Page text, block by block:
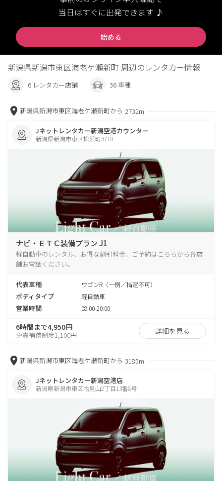
当日はすぐに出発できます ♪
始める
新潟県新潟市東区海老ケ瀬新町 周辺のレンタカー情報
6 レンタカー店舗 36 車種
新潟県新潟市東区海老ケ瀬新町から 2732m
Jネットレンタカー新潟空港カウンター
新潟県新潟市東区松浜町3710
ナビ・ＥＴＣ装備プラン J1
軽自動車のレンタル、お得な割引料金、ご予約はこちらから各店
舗お電話ください。
代表車種 ワゴンR（一例／指定不可）
ボディタイプ 軽自動車
営業時間 08:00-20:00
6時間まで4,950円
免責補償制度1,100円 詳細を見る
新潟県新潟市東区海老ケ瀬新町から 3185m
Jネットレンタカー新潟空港店
新潟県新潟市東区物見山2丁目13番8号